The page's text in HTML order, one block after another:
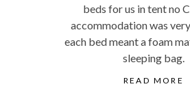
beds for us in tent no
accommodation was
each bed meant a foam
sleeping bag.
READ MORE